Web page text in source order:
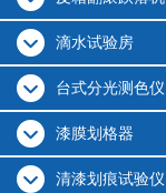
滴水试验房
台式分光测色仪
漆膜划格器
清漆划痕试验仪